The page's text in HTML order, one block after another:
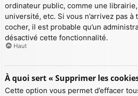
ordinateur public, comme une
université, etc. Si vous n’arrivez pas
cocher, il est probable qu’un
désactivé cette fonctionnalité.
Haut
À quoi sert « Supprimer les
Cette option vous permet d’effacer